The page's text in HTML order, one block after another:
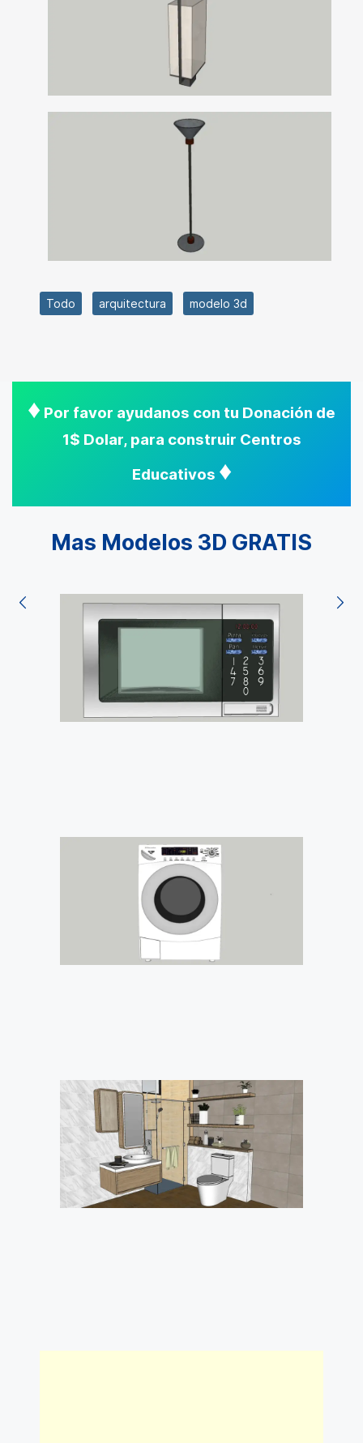
Todo arquitectura modelo 3d
♦ Por favor ayudanos con tu Donación de
1$ Dolar, para construir Centros
Educativos ♦
Mas Modelos 3D GRATIS